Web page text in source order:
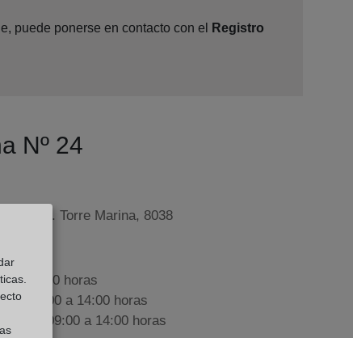
puede ponerse en contacto con el
Registro
Nº 24
Edif. Torre Marina, 8038
a 17:00 horas
de 09:00 a 14:00 horas
de 09:00 a 14:00 horas